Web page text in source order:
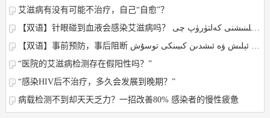
艾滋病有没有可能不治疗，自己“自愈”？
【双语】针眼碰到血液会感染艾滋病吗？ يىڭنە ئۇچى قان بىلەن ئۇچرىشىپ قالسا ئەيدىز ۋىرۇسى بىلەن يۇقۇملىنىشنى كەلتۈرۈپ چى
【双语】事前预防，事后阻断 ئىشدىن بۇرۇنقى ئالدىنى ئېلىش ۋە ئىشدىن كىيىنكى توسۇش
“医院的艾滋病检测存在假阳性吗？”
“感染HIV后不治疗，多久会发展到晚期？”
病载检测不到却天天乏力？一招改善80% 感染者的慢性疲惫